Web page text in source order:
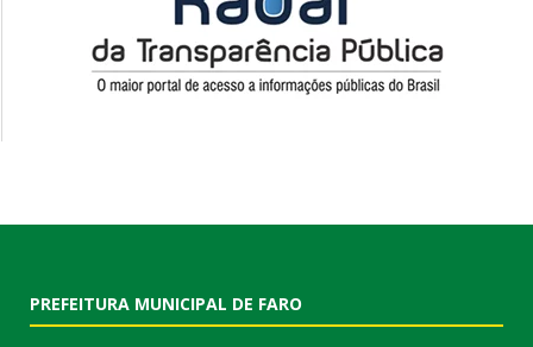
PREFEITURA MUNICIPAL DE FARO